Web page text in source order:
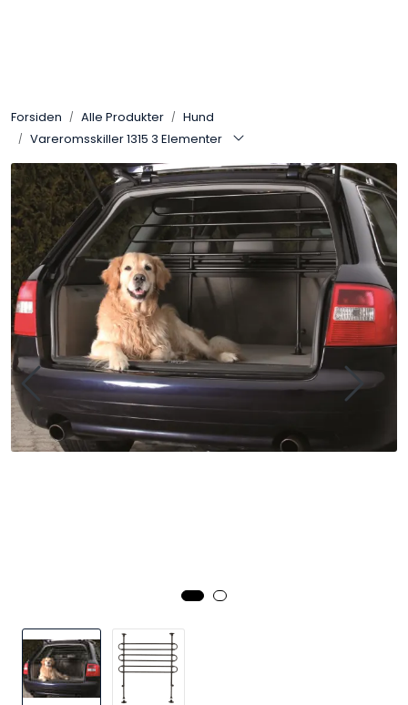
Forsiden Alle Produkter
Hund
Vareromsskiller 1315 3 Elementer
Leverandører
Nyheter
Hunter
Forhandlersøk